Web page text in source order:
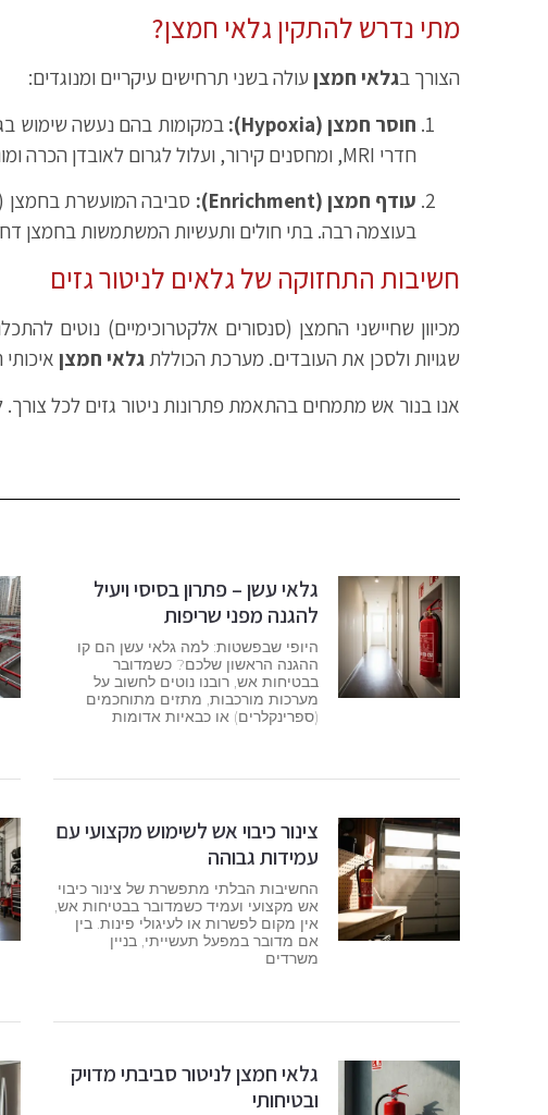
מתי נדרש להתקין גלאי חמצן?
הצורך בגלאי חמצןעולה בשני תרחישים עיקריים ומנוגדים:
חוסר חמצן (Hypoxia):
במקומות בהם נעשה שימוש
חדרי MRI, ומחסנים קירור, ועלול לגרום לאובדן הכרה ומוות ללא אזהרה מוקדמת.
עודף חמצן (Enrichment):
בעוצמה רבה. בתי חולים ותעשיות המשתמשות בחמצן
חשיבות התחזוקה של גלאים לניטור גזים
מכיוון שחיישני החמצן (סנסורים אלקטרוכימיים) נוטים
שגויות ולסכן את העובדים. מערכת הכוללתגלאי חמצן
אנו בנור אש מתמחים בהתאמת פתרונות ניטור גזים לכל
גלאי עשן – פתרון בסיסי ויעיל
להגנה מפני שריפות
היופי שבפשטות: למה גלאי עשן הם קו
ההגנה הראשון שלכם? כשמדובר
בבטיחות אש, רובנו נוטים לחשוב על
מערכות מורכבות, מתזים מתוחכמים
(ספרינקלרים) או כבאיות אדומות
צינור כיבוי אש לשימוש מקצועי עם
עמידות גבוהה
החשיבות הבלתי מתפשרת של צינור כיבוי
אש מקצועי ועמיד כשמדובר בבטיחות אש,
אין מקום לפשרות או לעיגולי פינות. בין
אם מדובר במפעל תעשייתי, בניין
משרדים
גלאי חמצן לניטור סביבתי מדויק
ובטיחותי